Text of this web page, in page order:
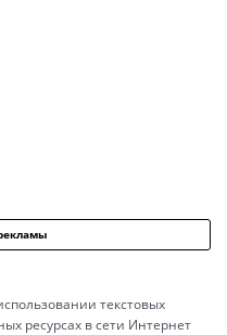
текстовых
ресурсах в сети Интернет